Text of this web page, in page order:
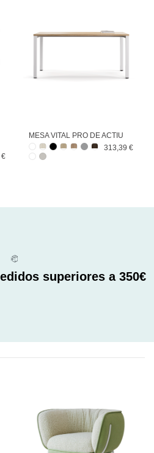
€
MESA VITAL PRO DE ACTIU
313,39 €
superiores a 350€